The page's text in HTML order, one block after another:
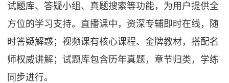
试题库、答疑小组、真题搜索等功能，为用户提供全
方位的学习支持。直播课中，资深专辅即时在线，随
时答疑解惑；视频课有核心课程、金牌教材，搭配名
师权威讲解；试题库包含历年真题，章节归类，学练
同步进行。